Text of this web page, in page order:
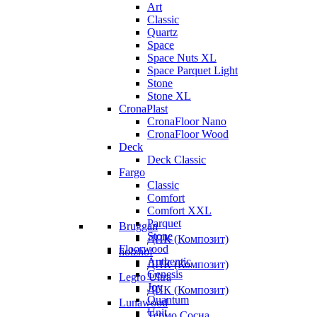
Art
Classic
Quartz
Space
Space Nuts XL
Space Parquet Light
Stone
Stone XL
CronaPlast
CronaFloor Nano
CronaFloor Wood
Deck
Deck Classic
Fargo
Classic
Comfort
Comfort XXL
Parquet
Stone
Floorwood
Authentic
Genesis
Joy
Quantum
Unit
Bruggan
ДПК (Композит)
holzhof
ДПК (Композит)
Legro Ultra
ДПК (Композит)
Lunawood